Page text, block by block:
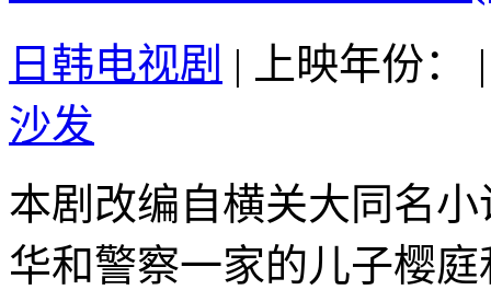
日韩电视剧 | 上映年份：
|
沙发
本剧改编自横关大同名
华和警察一家的儿子樱